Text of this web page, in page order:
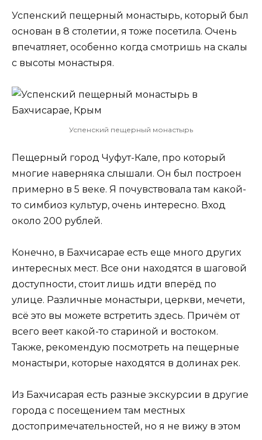
Успенский пещерный монастырь, который был
основан в 8 столетии, я тоже посетила. Очень
впечатляет, особенно когда смотришь на скалы
с высоты монастыря.
Успенский пещерный монастырь
Пещерный город Чуфут-Кале, про который
многие наверняка слышали. Он был построен
примерно в 5 веке. Я почувствовала там какой-
то симбиоз культур, очень интересно. Вход
около 200 рублей.
Конечно, в Бахчисарае есть еще много других
интересных мест. Все они находятся в шаговой
доступности, стоит лишь идти вперёд по
улице. Различные монастыри, церкви, мечети,
всё это вы можете встретить здесь. Причём от
всего веет какой-то стариной и востоком.
Также, рекомендую посмотреть на пещерные
монастыри, которые находятся в долинах рек.
Из Бахчисарая есть разные экскурсии в другие
города с посещением там местных
достопримечательностей, но я не вижу в этом